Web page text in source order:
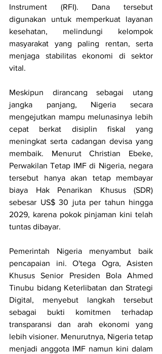
Instrument (RFI). Dana tersebut
digunakan untuk memperkuat layanan
kesehatan, melindungi kelompok
masyarakat yang paling rentan, serta
menjaga stabilitas ekonomi di sektor
vital.
Meskipun dirancang sebagai utang
jangka panjang, Nigeria secara
mengejutkan mampu melunasinya lebih
cepat berkat disiplin fiskal yang
meningkat serta cadangan devisa yang
membaik. Menurut Christian Ebeke,
Perwakilan Tetap IMF di Nigeria, negara
tersebut hanya akan tetap membayar
biaya Hak Penarikan Khusus (SDR)
sebesar US$ 30 juta per tahun hingga
2029, karena pokok pinjaman kini telah
tuntas dibayar.
Pemerintah Nigeria menyambut baik
pencapaian ini. O'tega Ogra, Asisten
Khusus Senior Presiden Bola Ahmed
Tinubu bidang Keterlibatan dan Strategi
Digital, menyebut langkah tersebut
sebagai bukti komitmen terhadap
transparansi dan arah ekonomi yang
lebih visioner. Menurutnya, Nigeria tetap
menjadi anggota IMF namun kini dalam